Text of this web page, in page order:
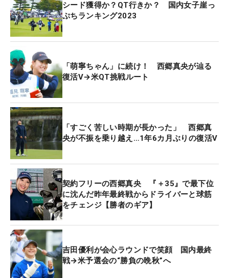
シード獲得か？QT行きか？ 国内女子崖っ
ぷちランキング2023
「萌寧ちゃん」に続け！ 西郷真央が辿る
復活V→米QT挑戦ルート
「すごく苦しい時期が長かった」 西郷真
央が不振を乗り越え…1年6カ月ぶりの復活V
契約フリーの西郷真央 『＋35』で最下位
に沈んだ昨年最終戦からドライバーと球筋
をチェンジ【勝者のギア】
吉田優利が会心ラウンドで笑顔 国内最終
戦→米予選会の“勝負の晩秋”へ